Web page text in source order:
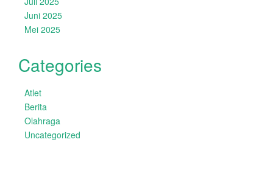
Juni 2025
Mei 2025
Categories
Atlet
Berita
Olahraga
Uncategorized